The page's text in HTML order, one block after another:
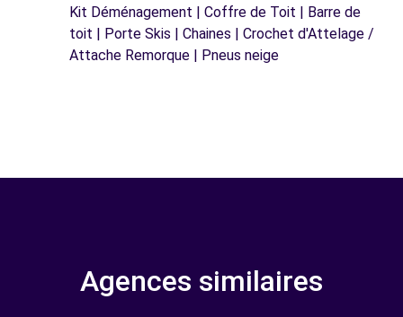
Kit Déménagement | Coffre de Toit | Barre de
toit | Porte Skis | Chaines | Crochet d'Attelage /
Attache Remorque | Pneus neige
Agences similaires